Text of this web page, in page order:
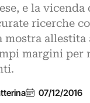
e la vicenda
ricerche
mostra allestita
margini per
07/12/2016